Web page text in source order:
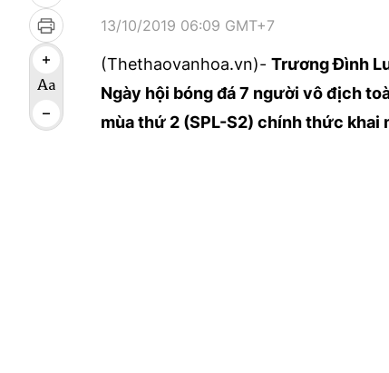
13/10/2019 06:09 GMT+7
(Thethaovanhoa.vn)- Trương Đình
Ngày hội bóng đá 7 người vô địch
mùa thứ 2 (SPL-S2) chính thức khai